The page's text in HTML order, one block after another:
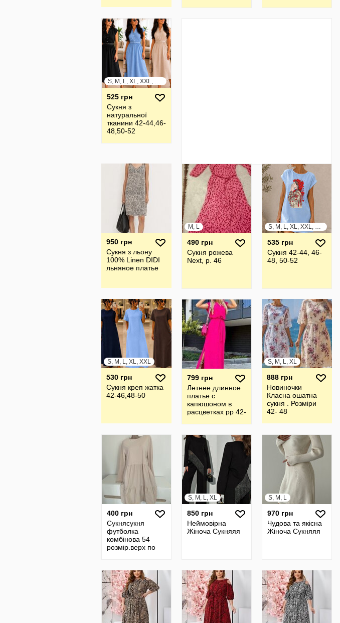
S, M, L, XL, XXL, XXXL
525 грн
Сукня з
натуральної
тканини 42-44,46-
48,50-52
950 грн
Сукня з льону
100% Linen DIDI
льняное платье
M, L
490 грн
Сукня рожева
Next, р. 46
S, M, L, XL, XXL, XXXL
535 грн
Сукня 42-44, 46-
48, 50-52
S, M, L, XL, XXL
530 грн
Сукня креп жатка
42-46,48-50
799 грн
Летнее длинное
платье с
капюшоном в
расцветках рр 42-
S, M, L, XL
888 грн
Новиночки
Класна ошатна
сукня . Розміри
42- 48
400 грн
Сукнясукня
футболка
комбінова 54
розмір.верх по
-сорочкова
тканина
S, M, L, XL
850 грн
Неймовірна
Жіноча Сукняяя
S, M, L
970 грн
Чудова та якісна
Жіноча Сукняяя